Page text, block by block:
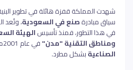
شهدت المملكة قفزة هائلة في تطوير
سياق مبادرةصنع في السعودية، وتُعد
في هذا التطور، فمنذ تأسيسالهيئة
ومناطق التقنية "مدن"في عام 2001م، ارتفع عدد
الصناعيةبشكل مطرد.